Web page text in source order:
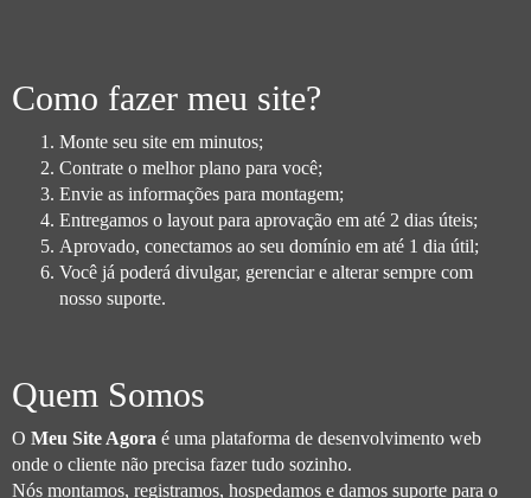
Como fazer meu site?
Monte seu site em minutos;
Contrate o melhor plano para você;
Envie as informações para montagem;
Entregamos o layout para aprovação em até 2 dias úteis;
Aprovado, conectamos ao seu domínio em até 1 dia útil;
Você já poderá divulgar, gerenciar e alterar sempre com
nosso suporte.
Quem Somos
O Meu Site Agora é uma plataforma de desenvolvimento web
onde o cliente não precisa fazer tudo sozinho.
Nós montamos, registramos, hospedamos e damos suporte para o